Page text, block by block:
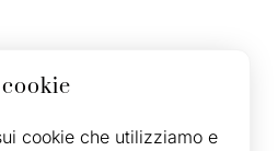
cookie che utilizziamo e